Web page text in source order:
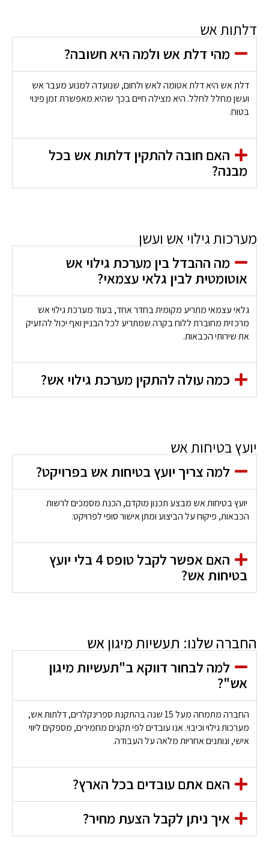
דלתות אש
מהי דלת אש ולמה היא חשובה?
דלת אש היא דלת אטומה לאש ולחום, שנועדה למנוע מעבר אש
ועשן מחלל לחלל. היא מצילה חיים בכך שהיא מאפשרת זמן פינוי
בטוח.
האם חובה להתקין דלתות אש בכל
מבנה?
מערכות גילוי אש ועשן
מה ההבדל בין מערכת גילוי אש
אוטומטית לבין גלאי עצמאי?
גלאי עצמאי מתריע מקומית בחדר אחד, בעוד מערכת גילוי אש
מרכזית מחוברת ללוח בקרה שמתריע לכל הבניין ואף יכול להזעיק
את שירותי הכבאות.
כמה עולה להתקין מערכת גילוי אש?
יועץ בטיחות אש
למה צריך יועץ בטיחות אש בפרויקט?
יועץ בטיחות אש מבצע תכנון מוקדם, הכנת מסמכים לרשות
הכבאות, פיקוח על הביצוע ומתן אישור סופי לפרויקט.
האם אפשר לקבל טופס 4 בלי יועץ
בטיחות אש?
החברה שלנו: תעשיות מיגון אש
למה לבחור דווקא ב"תעשיות מיגון
אש"?
החברה מתמחה מעל 15 שנה בהתקנת ספרינקלרים, דלתות אש,
מערכות גילוי וכיבוי. אנו עובדים לפי תקנים מחמירים, מספקים ליווי
אישי, ונותנים אחריות מלאה על העבודה.
האם אתם עובדים בכל הארץ?
איך ניתן לקבל הצעת מחיר?